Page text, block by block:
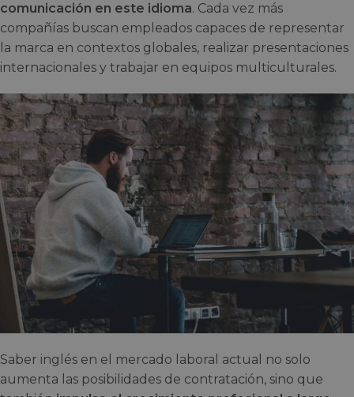
comunicación en este idioma. Cada vez más
compañías buscan empleados capaces de representar
la marca en contextos globales, realizar presentaciones
internacionales y trabajar en equipos multiculturales.
Saber inglés en el mercado laboral actual no solo
aumenta las posibilidades de contratación, sino que